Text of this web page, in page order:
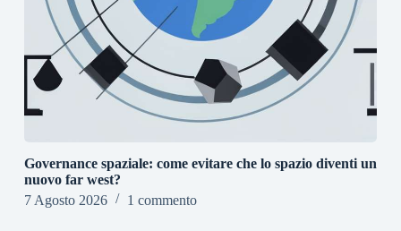
Governance spaziale: come evitare che lo spazio diventi un
nuovo far west?
7 Agosto 2026
1 commento